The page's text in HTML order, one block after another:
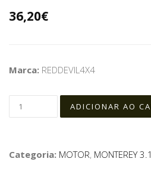
36,20€
Marca: REDDEVIL4X4
Categoria: MOTOR, MONTEREY 3.1